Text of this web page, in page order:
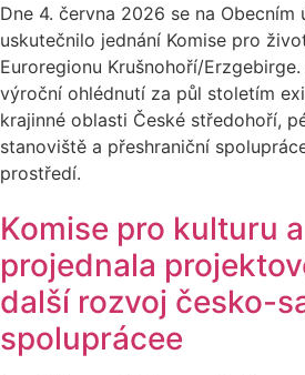
Dne 4. června 2026 se na Obecním
uskutečnilo jednání Komise pro
Euroregionu Krušnohoří/
výroční ohlédnutí za půl stoletím
krajinné oblasti České středohoří,
stanoviště a přeshraniční
prostředí.
Komise pro kulturu
projednala
další rozvoj česko-
spoluprácee